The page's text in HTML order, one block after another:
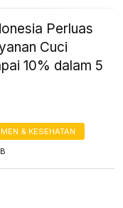
Perluas
Cuci
10% dalam 5
& KESEHATAN